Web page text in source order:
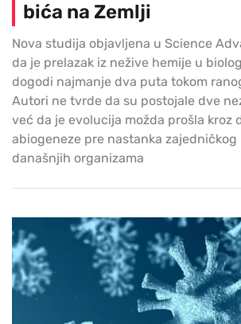
bića na Zemlji
Nova studija objavljena u Science
da je prelazak iz nežive hemije u
dogodi najmanje dva puta tokom
Autori ne tvrde da su postojale dve
već da je evolucija možda prošla kroz
abiogeneze pre nastanka zajedničkog
današnjih organizama